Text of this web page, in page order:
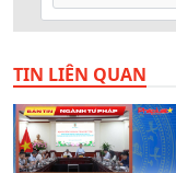
TIN LIÊN QUAN